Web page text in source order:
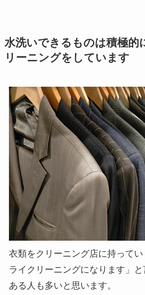
水洗いできるものは積極的
リーニングをしています
衣類をクリーニング店に持って
ライクリーニングになります」
ある人も多いと思います。